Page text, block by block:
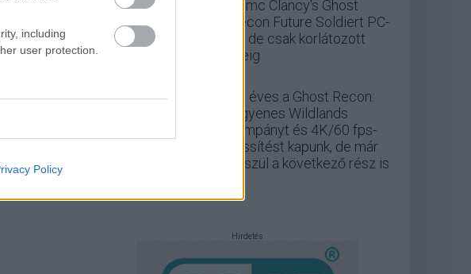
including
user protection.
Policy
Tomc Clancy's Ghost
Recon Future Soldiert PC-
re, de csak korlátozott
ideig
25 éves a Ghost Recon:
ingyenes Wildlands
kampányt és 4K/60 fps-
frissítést kapunk, de már
készül a következő rész is
Hirdetés